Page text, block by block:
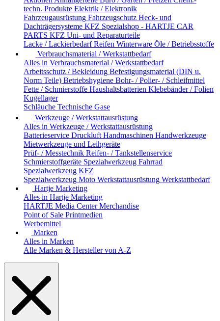
techn. Produkte Elektrik / Elektronik
Fahrzeugausrüstung Fahrzeugschutz Heck- und
Dachträgersysteme KFZ Spezialshop - HARTJE CAR
PARTS KFZ Uni- und Reparaturteile
Lacke / Lackierbedarf Reifen Winterware Öle / Betriebsstoffe
Verbrauchsmaterial / Werkstattbedarf
Alles in Verbrauchsmaterial / Werkstattbedarf
Arbeitsschutz / Bekleidung Befestigungsmaterial (DIN u.
Norm Teile) Betriebshygiene Bohr- / Polier- / Schleifmittel
Fette / Schmierstoffe Haushaltsbatterien Klebebänder / Folien
Kugellager
Schläuche Technische Gase
Werkzeuge / Werkstattausrüstung
Alles in Werkzeuge / Werkstattausrüstung
Batterieservice Druckluft Handmaschinen Handwerkzeuge
Mietwerkzeuge und Leihgeräte
Prüf- / Messtechnik Reifen- / Tankstellenservice
Schmierstoffgeräte Spezialwerkzeug Fahrrad
Spezialwerkzeug KFZ
Spezialwerkzeug Moto Werkstattausrüstung Werkstattbedarf
Hartje Marketing
Alles in Hartje Marketing
HARTJE Media Center Merchandise
Point of Sale Printmedien
Werbemittel
Marken
Alles in Marken
Alle Marken & Hersteller von A-Z